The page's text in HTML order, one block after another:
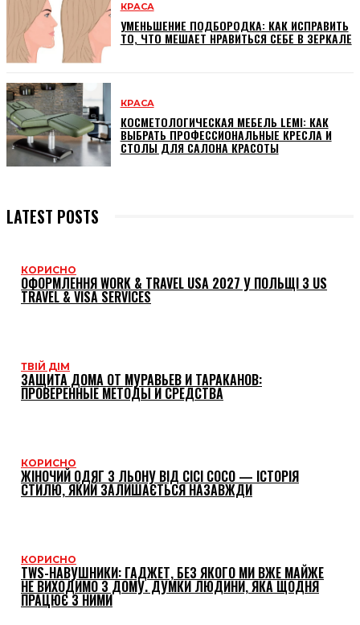
КРАСА
УМЕНЬШЕНИЕ ПОДБОРОДКА: КАК ИСПРАВИТЬ
ТО, ЧТО МЕШАЕТ НРАВИТЬСЯ СЕБЕ В ЗЕРКАЛЕ
КРАСА
КОСМЕТОЛОГИЧЕСКАЯ МЕБЕЛЬ LEMI: КАК
ВЫБРАТЬ ПРОФЕССИОНАЛЬНЫЕ КРЕСЛА И
СТОЛЫ ДЛЯ САЛОНА КРАСОТЫ
LATEST POSTS
КОРИСНО
ОФОРМЛЕННЯ WORK & TRAVEL USA 2027 У ПОЛЬЩІ З US
TRAVEL & VISA SERVICES
ТВІЙ ДІМ
ЗАЩИТА ДОМА ОТ МУРАВЬЕВ И ТАРАКАНОВ:
ПРОВЕРЕННЫЕ МЕТОДЫ И СРЕДСТВА
КОРИСНО
ЖІНОЧИЙ ОДЯГ З ЛЬОНУ ВІД CICI COCO — ІСТОРІЯ
СТИЛЮ, ЯКИЙ ЗАЛИШАЄТЬСЯ НАЗАВЖДИ
КОРИСНО
TWS-НАВУШНИКИ: ГАДЖЕТ, БЕЗ ЯКОГО МИ ВЖЕ МАЙЖЕ
НЕ ВИХОДИМО З ДОМУ. ДУМКИ ЛЮДИНИ, ЯКА ЩОДНЯ
ПРАЦЮЄ З НИМИ